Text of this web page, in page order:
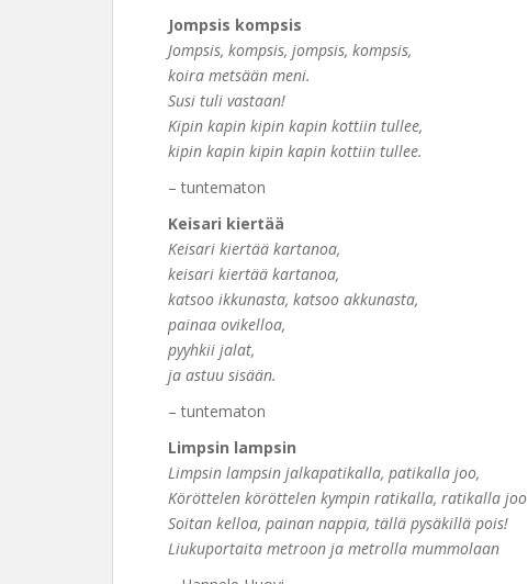
Jompsis kompsis
Jompsis, kompsis, jompsis, kompsis,
koira metsään meni.
Susi tuli vastaan!
Kipin kapin kipin kapin kottiin tullee,
kipin kapin kipin kapin kottiin tullee.
– tuntematon
Keisari kiertää
Keisari kiertää kartanoa,
keisari kiertää kartanoa,
katsoo ikkunasta, katsoo akkunasta,
painaa ovikelloa,
pyyhkii jalat,
ja astuu sisään.
– tuntematon
Limpsin lampsin
Limpsin lampsin jalkapatikalla, patikalla joo,
Köröttelen köröttelen kympin ratikalla, ratikalla joo
Soitan kelloa, painan nappia, tällä pysäkillä pois!
Liukuportaita metroon ja metrolla mummolaan